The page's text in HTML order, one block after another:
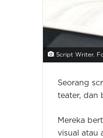
Script Writer.
Seorang
teater, dan
Mereka
visual atau